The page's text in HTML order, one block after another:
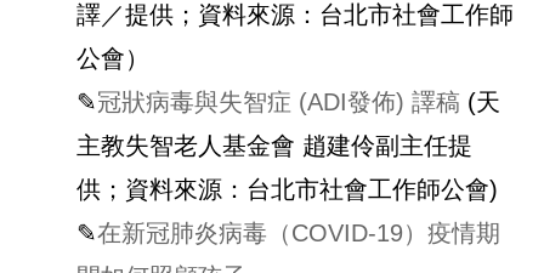
譯／提供；資料來源：台北市社會工作師
公會）
✎冠狀病毒與失智症 (ADI發佈) 譯稿 (天
主教失智老人基金會 趙建伶副主任提
供；資料來源：台北市社會工作師公會)
✎在新冠肺炎病毒（COVID-19）疫情期